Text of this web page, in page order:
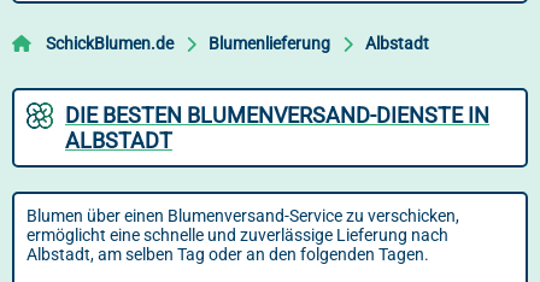
SchickBlumen.de Blumenlieferung Albstadt
DIE BESTEN BLUMENVERSAND-DIENSTE IN
ALBSTADT
Blumen über einen Blumenversand-Service zu verschicken,
ermöglicht eine schnelle und zuverlässige Lieferung nach
Albstadt, am selben Tag oder an den folgenden Tagen.